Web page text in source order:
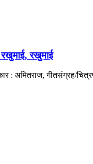
रखुमाई
: अमितराज, गीतसंग्रह/